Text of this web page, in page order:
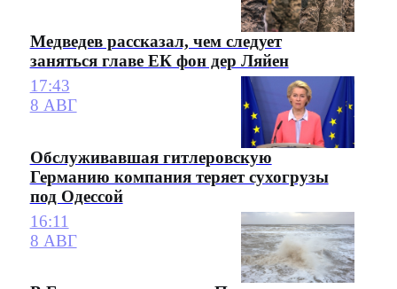
Медведев рассказал, чем следует
заняться главе ЕК фон дер Ляйен
17:43
8 АВГ
Обслуживавшая гитлеровскую
Германию компания теряет сухогрузы
под Одессой
16:11
8 АВГ